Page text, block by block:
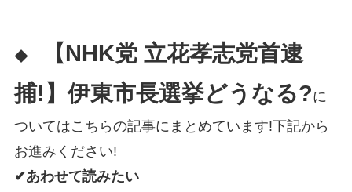
◆
【NHK党 立花孝志党首逮
捕!】伊東市長選挙どうなる?に
ついてはこちらの記事にまとめています!下記から
お進みください!
✔あわせて読みたい